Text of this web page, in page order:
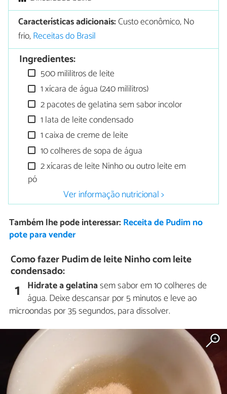
Características adicionais:Custo econômico, No
frio,Receitas do Brasil
Ingredientes:
500 mililitros de leite
1 xícara de água (240 mililitros)
2 pacotes de gelatina sem sabor incolor
1 lata de leite condensado
1 caixa de creme de leite
10 colheres de sopa de água
2 xícaras de leite Ninho ou outro leite em
pó
Ver informação nutricional >
Também lhe pode interessar: Receita de Pudim no
pote para vender
Como fazer Pudim de leite Ninho com leite
condensado:
1 Hidrate a gelatinasem sabor em 10 colheres de
água. Deixe descansar por 5 minutos e leve ao
microondas por 35 segundos, para dissolver.